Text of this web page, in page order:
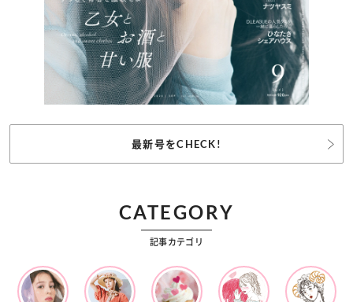
最新号をCHECK!
CATEGORY
記事カテゴリ